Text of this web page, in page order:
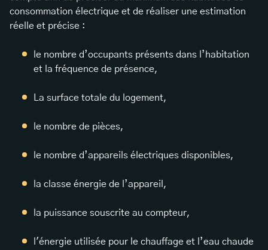
consommation électrique et de réaliser une estimation
réelle et précise :
le nombre d’occupants présents dans l’habitation
et la fréquence de présence,
La surface totale du logement,
le nombre de pièces,
le nombre d’appareils électriques disponibles,
la classe énergie de l’appareil,
la puissance souscrite au compteur,
l'énergie utilisée pour le chauffage et l’eau chaude